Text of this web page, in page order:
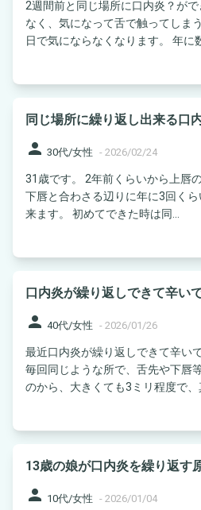
2週間前と同じ場所に口内炎？が
なく、気になって舌で触ってしま
日で気にならなくなります。 年に数
同じ場所に繰り返し出来る口
person 30代/女性 - 2026/02/24
31歳です。 2年前くらいから上唇
下唇と合わさる辺りに年に3回く
来ます。 初めてできた時は同...
口内炎が繰り返しできて辛い
person 40代/女性 - 2026/01/26
最近口内炎が繰り返しできて辛い
毎回同じような所で、舌先や下唇
のから、大きくても3ミリ程度で、
13歳の娘が口内炎を繰り返す
person 10代/女性 - 2026/01/04